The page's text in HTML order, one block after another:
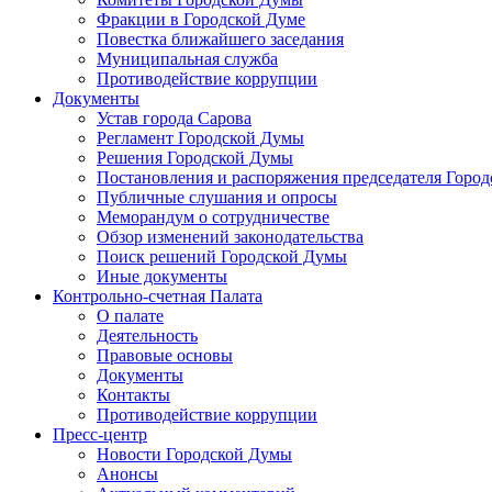
Фракции в Городской Думе
Повестка ближайшего заседания
Муниципальная служба
Противодействие коррупции
Документы
Устав города Сарова
Регламент Городской Думы
Решения Городской Думы
Постановления и распоряжения председателя
Публичные слушания и опросы
Меморандум о сотрудничестве
Обзор изменений законодательства
Поиск решений Городской Думы
Иные документы
Контрольно-счетная Палата
О палате
Деятельность
Правовые основы
Документы
Контакты
Противодействие коррупции
Пресс-центр
Новости Городской Думы
Анонсы